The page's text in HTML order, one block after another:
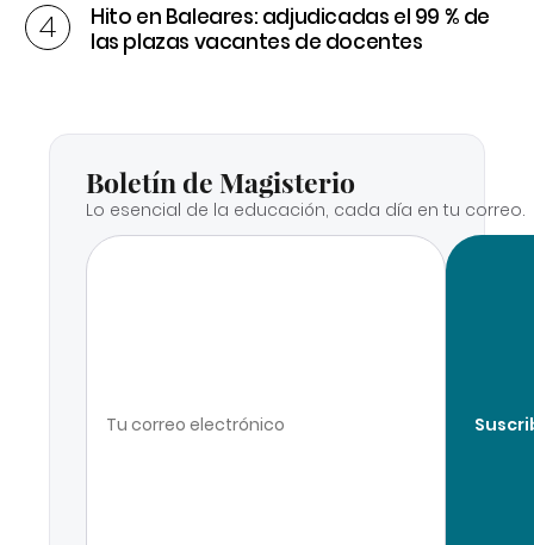
Hito en Baleares: adjudicadas el 99 % de
las plazas vacantes de docentes
Boletín de Magisterio
Lo esencial de la educación, cada día en tu correo.